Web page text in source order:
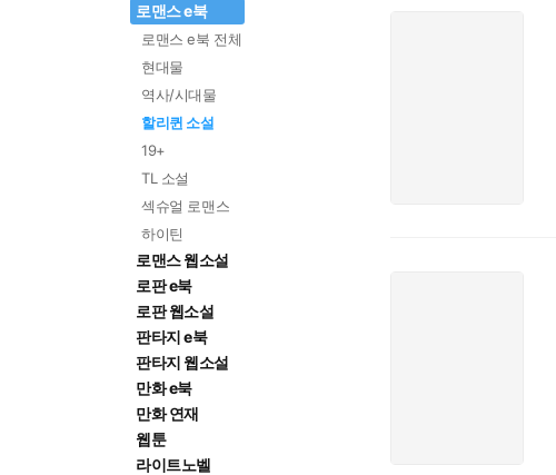
로맨스 e북
로맨스 e북 전체
현대물
역사/시대물
할리퀸 소설
19+
TL 소설
섹슈얼 로맨스
하이틴
로맨스 웹소설
로판 e북
로판 웹소설
판타지 e북
판타지 웹소설
만화 e북
만화 연재
웹툰
라이트노벨